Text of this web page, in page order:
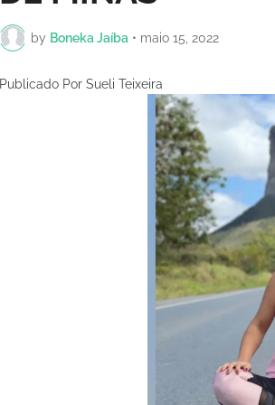
by Boneka Jaíba • maio 15, 2022
Publicado Por Sueli Teixeira